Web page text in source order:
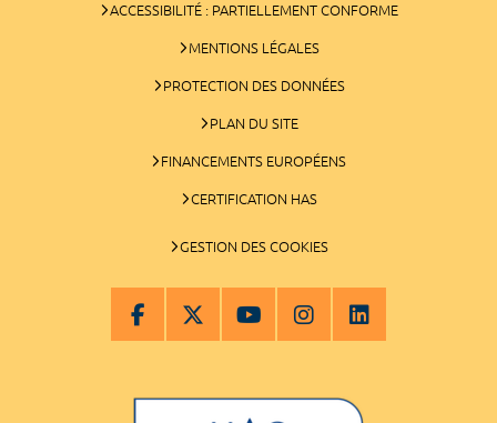
ACCESSIBILITÉ : PARTIELLEMENT CONFORME
MENTIONS LÉGALES
PROTECTION DES DONNÉES
PLAN DU SITE
FINANCEMENTS EUROPÉENS
CERTIFICATION HAS
GESTION DES COOKIES